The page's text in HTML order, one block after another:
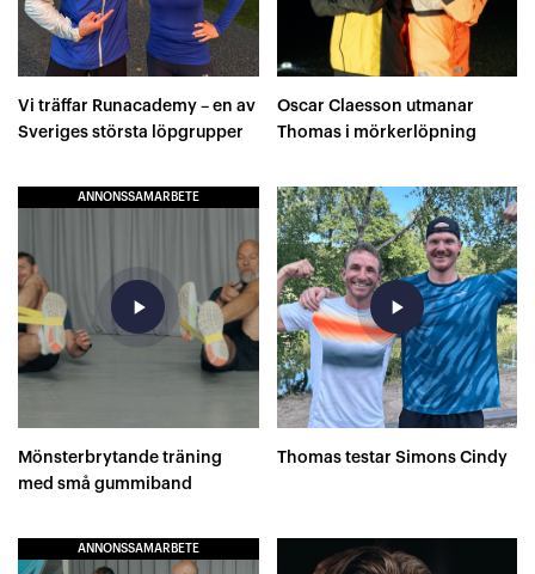
Vi träffar Runacademy – en av
Sveriges största löpgrupper
Oscar Claesson utmanar
Thomas i mörkerlöpning
ANNONSSAMARBETE
play_arrow
Mönsterbrytande träning
med små gummiband
play_arrow
Thomas testar Simons Cindy
ANNONSSAMARBETE